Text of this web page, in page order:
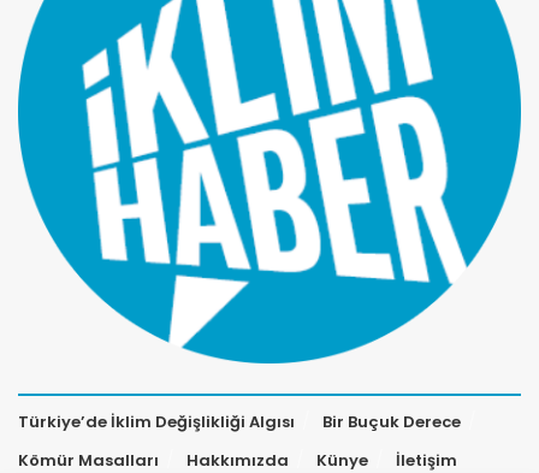
Türkiye’de İklim Değişlikliği Algısı
Bir Buçuk Derece
Kömür Masalları
Hakkımızda Künye İletişim